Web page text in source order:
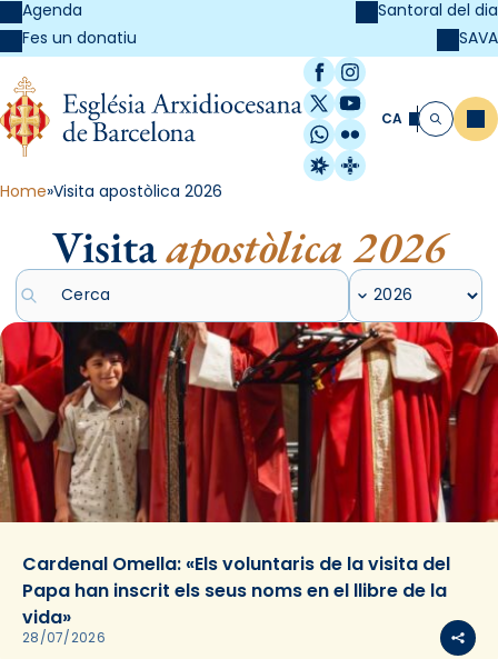
Agenda
Fes un donatiu
Santoral del dia
SAVA
Facebook
Instagram
X / Twitter
YouTube
WhatsApp
Flickr
Radio Estel
Catalunya
CA Cerca
Home Visita apostòlica 2026
Visitaapostòlica 2026
Cercar articles
Filtrar per any
Cardenal Omella: «Els voluntaris de la visita del
Papa han inscrit els seus noms en el llibre de la
vida»
28/07/2026